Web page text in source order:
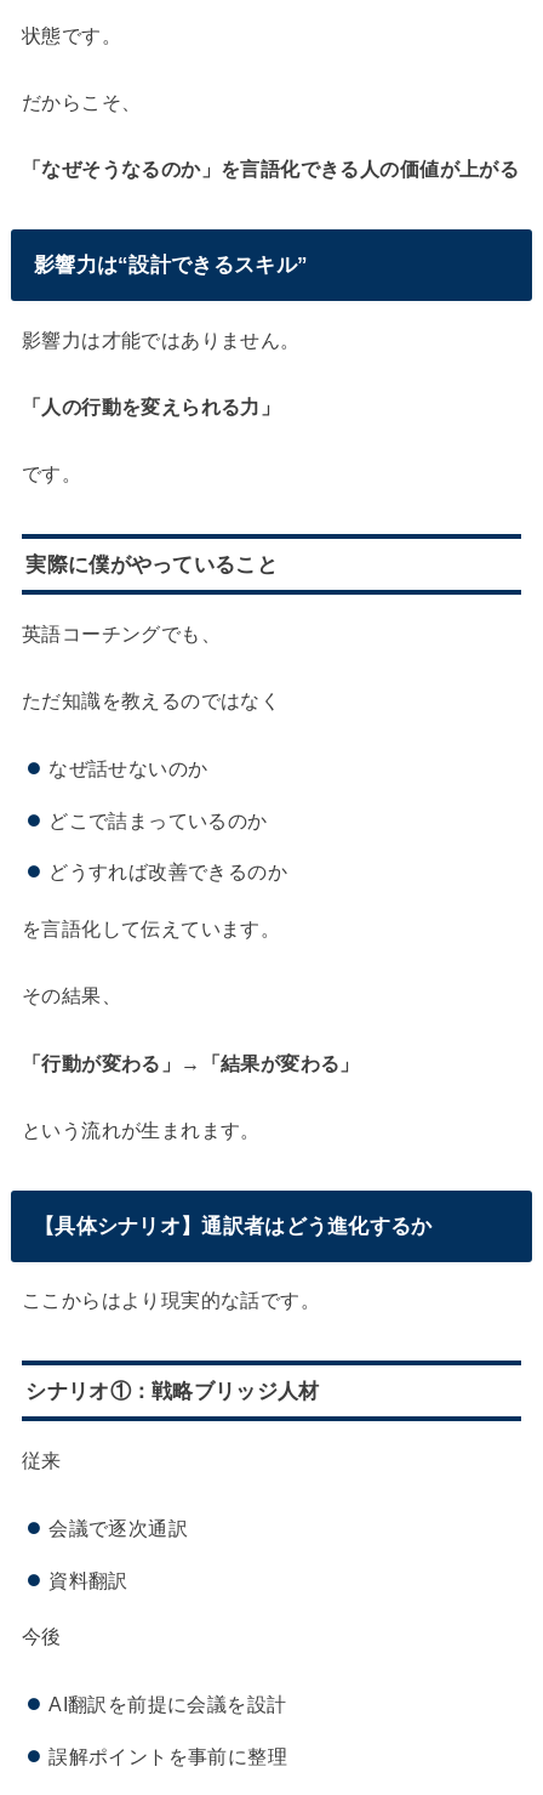
状態です。
だからこそ、
「なぜそうなるのか」を言語化できる人の価値が上がる
影響力は“設計できるスキル”
影響力は才能ではありません。
「人の行動を変えられる力」
です。
実際に僕がやっていること
英語コーチングでも、
ただ知識を教えるのではなく
なぜ話せないのか
どこで詰まっているのか
どうすれば改善できるのか
を言語化して伝えています。
その結果、
「行動が変わる」→「結果が変わる」
という流れが生まれます。
【具体シナリオ】通訳者はどう進化するか
ここからはより現実的な話です。
シナリオ①：戦略ブリッジ人材
従来
会議で逐次通訳
資料翻訳
今後
AI翻訳を前提に会議を設計
誤解ポイントを事前に整理